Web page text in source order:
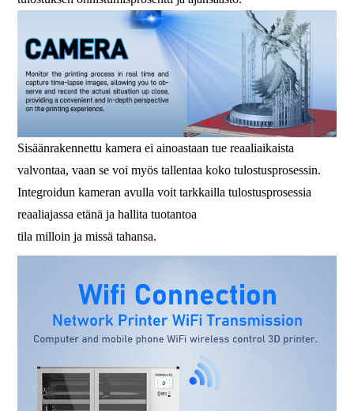
Sisäänrakennettu kamera ei ainoastaan ​​tue reaaliaikaista
valvontaa, vaan se voi myös tallentaa koko tulostusprosessin.
Integroidun kameran avulla voit tarkkailla tulostusprosessia
reaaliajassa etänä ja hallita tuotantoa
tila milloin ja missä tahansa.